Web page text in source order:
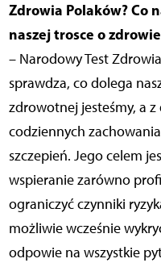
Zdrowia Polaków? Co
naszej trosce o
– Narodowy Test
sprawdza, co dolega
zdrowotnej jesteśmy, a
codziennych
szczepień. Jego celem
wspieranie zarówno
ograniczyć czynniki
możliwie wcześnie
odpowie na wszystkie